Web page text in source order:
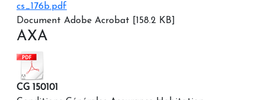
cs_176b.pdf
Document Adobe Acrobat [158.2 KB]
AXA
CG 150101